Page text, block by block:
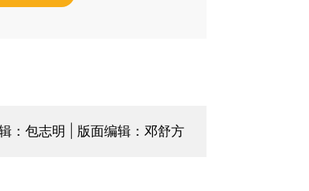
：包志明 | 版面编辑：邓舒方